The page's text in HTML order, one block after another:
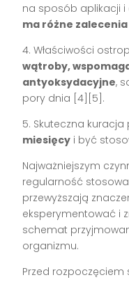
na sposób aplikacji i
ma różne zalecenia
4. Właściwości
wątroby,
antyoksydacyjne,
pory dnia [4][5].
5. Skuteczna
miesięcy i być
Najważniejszym
regularność
przewyższają
eksperymentować i
schemat
organizmu.
Przed